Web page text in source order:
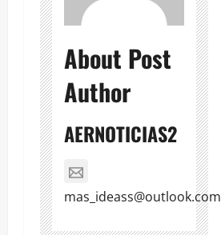
About Post
Author
AERNOTICIAS2
mas_ideass@outlook.com